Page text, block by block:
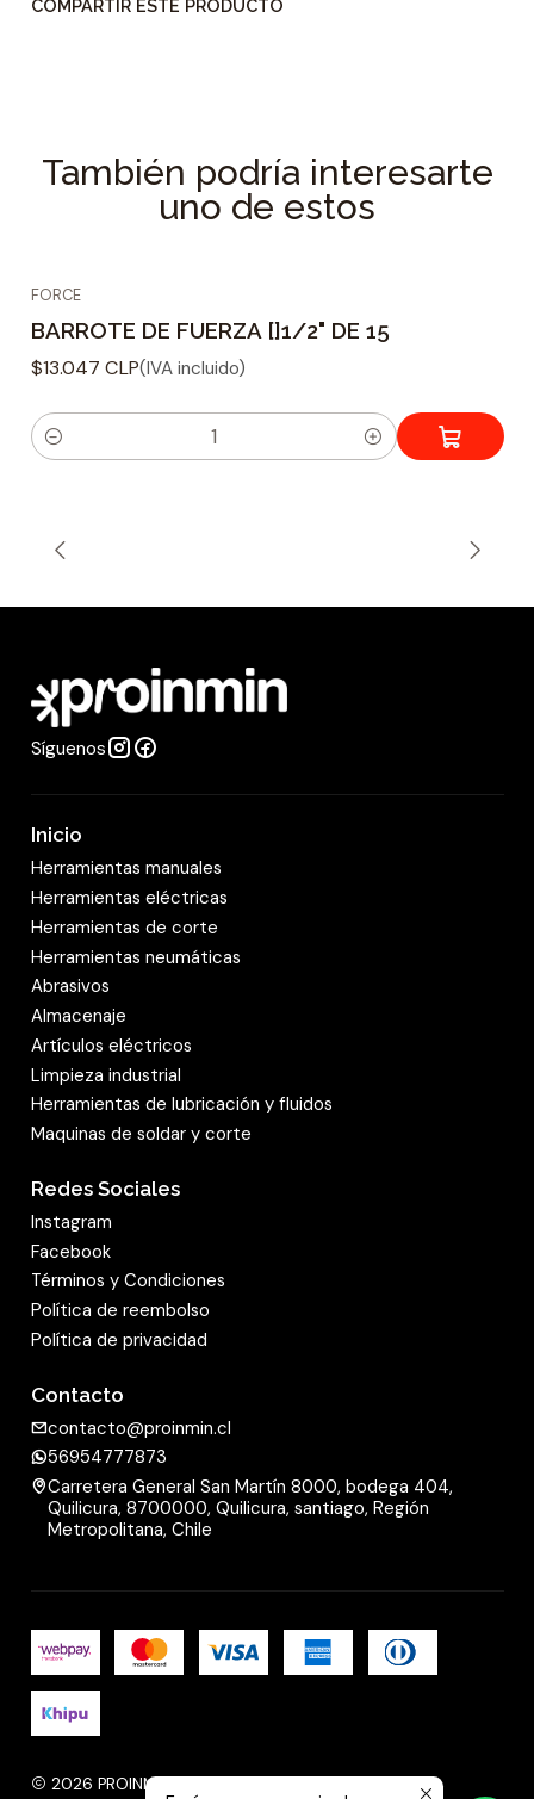
COMPARTIR ESTE PRODUCTO
También podría interesarte
uno de estos
FORCE
BARROTE DE FUERZA []1/2" DE 15
$13.047 CLP(IVA incluido)
C
d
Síguenos
Inicio
Herramientas manuales
Herramientas eléctricas
Herramientas de corte
Herramientas neumáticas
Abrasivos
Almacenaje
Artículos eléctricos
Limpieza industrial
Herramientas de lubricación y fluidos
Maquinas de soldar y corte
Redes Sociales
Instagram
Facebook
Términos y Condiciones
Política de reembolso
Política de privacidad
Contacto
contacto@proinmin.cl
56954777873
Carretera General San Martín 8000, bodega 404,
Quilicura, 8700000, Quilicura, santiago, Región
Metropolitana, Chile
2026 PROINMIN.